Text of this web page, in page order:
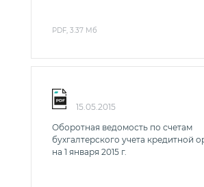
PDF, 3.37 Мб
15.05.2015
Оборотная ведомость по счетам
бухгалтерского учета кредитной
на 1 января 2015 г.